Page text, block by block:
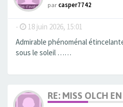
parcasper7742
- 18 juin 2026, 15:01
Admirable phénoménal
sous le soleil ……
RE: MISS OLCH